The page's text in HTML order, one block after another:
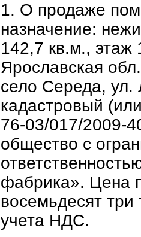
1. О продаже
назначение:
142,7 кв.м., этаж
Ярославская
село Середа, ул.
кадастровый
76-03/017/2009-
общество с
фабрика». Цена
восемьдесят три
учета НДС.